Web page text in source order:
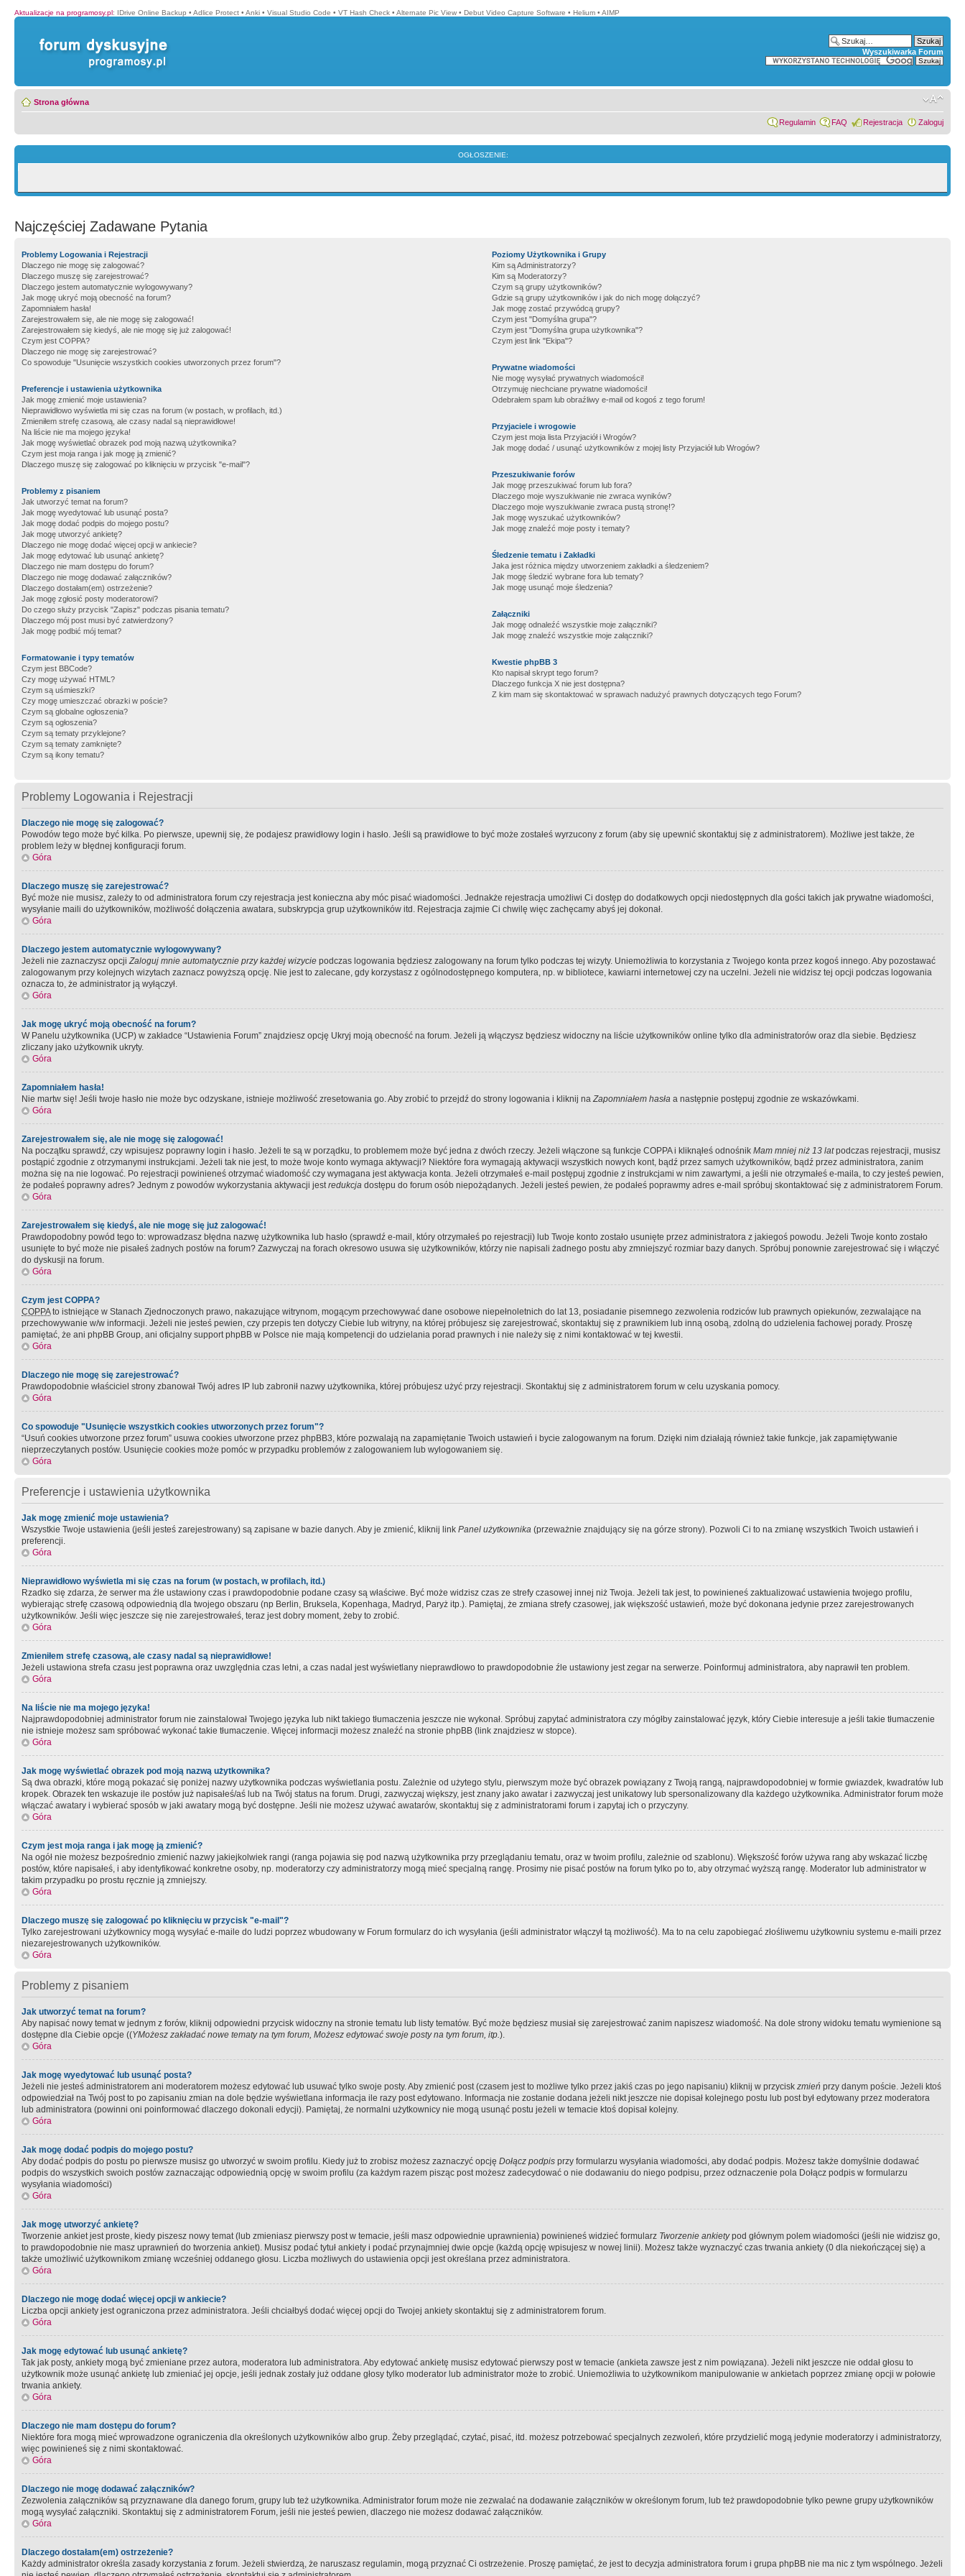
Aktualizacje na programosy.pl: IDrive Online Backup • Adlice Protect • Anki • Visual Studio Code • VT Hash Check • Alternate Pic View • Debut Video Capture Software • Helium • AIMP
Wyszukiwarka Forum
Strona główna
Regulamin FAQ Rejestracja Zaloguj
OGŁOSZENIE:
Najczęściej Zadawane Pytania
Problemy Logowania i Rejestracji
Dlaczego nie mogę się zalogować?
Dlaczego muszę się zarejestrować?
Dlaczego jestem automatycznie wylogowywany?
Jak mogę ukryć moją obecność na forum?
Zapomniałem hasła!
Zarejestrowałem się, ale nie mogę się zalogować!
Zarejestrowałem się kiedyś, ale nie mogę się już zalogować!
Czym jest COPPA?
Dlaczego nie mogę się zarejestrować?
Co spowoduje "Usunięcie wszystkich cookies utworzonych przez forum"?
Preferencje i ustawienia użytkownika
Jak mogę zmienić moje ustawienia?
Nieprawidłowo wyświetla mi się czas na forum (w postach, w profilach, itd.)
Zmieniłem strefę czasową, ale czasy nadal są nieprawidłowe!
Na liście nie ma mojego języka!
Jak mogę wyświetlać obrazek pod moją nazwą użytkownika?
Czym jest moja ranga i jak mogę ją zmienić?
Dlaczego muszę się zalogować po kliknięciu w przycisk "e-mail"?
Problemy z pisaniem
Jak utworzyć temat na forum?
Jak mogę wyedytować lub usunąć posta?
Jak mogę dodać podpis do mojego postu?
Jak mogę utworzyć ankietę?
Dlaczego nie mogę dodać więcej opcji w ankiecie?
Jak mogę edytować lub usunąć ankietę?
Dlaczego nie mam dostępu do forum?
Dlaczego nie mogę dodawać załączników?
Dlaczego dostałam(em) ostrzeżenie?
Jak mogę zgłosić posty moderatorowi?
Do czego służy przycisk "Zapisz" podczas pisania tematu?
Dlaczego mój post musi być zatwierdzony?
Jak mogę podbić mój temat?
Formatowanie i typy tematów
Czym jest BBCode?
Czy mogę używać HTML?
Czym są uśmieszki?
Czy mogę umieszczać obrazki w poście?
Czym są globalne ogłoszenia?
Czym są ogłoszenia?
Czym są tematy przyklejone?
Czym są tematy zamknięte?
Czym są ikony tematu?
Poziomy Użytkownika i Grupy
Kim są Administratorzy?
Kim są Moderatorzy?
Czym są grupy użytkowników?
Gdzie są grupy użytkowników i jak do nich mogę dołączyć?
Jak mogę zostać przywódcą grupy?
Czym jest "Domyślna grupa"?
Czym jest "Domyślna grupa użytkownika"?
Czym jest link "Ekipa"?
Prywatne wiadomości
Nie mogę wysyłać prywatnych wiadomości!
Otrzymuję niechciane prywatne wiadomości!
Odebrałem spam lub obraźliwy e-mail od kogoś z tego forum!
Przyjaciele i wrogowie
Czym jest moja lista Przyjaciół i Wrogów?
Jak mogę dodać / usunąć użytkowników z mojej listy Przyjaciół lub Wrogów?
Przeszukiwanie forów
Jak mogę przeszukiwać forum lub fora?
Dlaczego moje wyszukiwanie nie zwraca wyników?
Dlaczego moje wyszukiwanie zwraca pustą stronę!?
Jak mogę wyszukać użytkowników?
Jak mogę znaleźć moje posty i tematy?
Śledzenie tematu i Zakładki
Jaka jest różnica między utworzeniem zakładki a śledzeniem?
Jak mogę śledzić wybrane fora lub tematy?
Jak mogę usunąć moje śledzenia?
Załączniki
Jak mogę odnaleźć wszystkie moje załączniki?
Jak mogę znaleźć wszystkie moje załączniki?
Kwestie phpBB 3
Kto napisał skrypt tego forum?
Dlaczego funkcja X nie jest dostępna?
Z kim mam się skontaktować w sprawach nadużyć prawnych dotyczących tego Forum?
Problemy Logowania i Rejestracji
Dlaczego nie mogę się zalogować?
Powodów tego może być kilka. Po pierwsze, upewnij się, że podajesz prawidłowy login i hasło. Jeśli są prawidłowe to być może zostałeś wyrzucony z forum (aby się upewnić skontaktuj się z administratorem). Możliwe jest także, że
problem leży w błędnej konfiguracji forum.
Góra
Dlaczego muszę się zarejestrować?
Być może nie musisz, zależy to od administratora forum czy rejestracja jest konieczna aby móc pisać wiadomości. Jednakże rejestracja umożliwi Ci dostęp do dodatkowych opcji niedostępnych dla gości takich jak prywatne wiadomości,
wysyłanie maili do użytkowników, możliwość dołączenia awatara, subskrypcja grup użytkowników itd. Rejestracja zajmie Ci chwilę więc zachęcamy abyś jej dokonał.
Góra
Dlaczego jestem automatycznie wylogowywany?
Jeżeli nie zaznaczysz opcjiZaloguj mnie automatycznie przy każdej wizycie podczas logowania będziesz zalogowany na forum tylko podczas tej wizyty. Uniemożliwia to korzystania z Twojego konta przez kogoś innego. Aby pozostawać
zalogowanym przy kolejnych wizytach zaznacz powyższą opcję. Nie jest to zalecane, gdy korzystasz z ogólnodostępnego komputera, np. w bibliotece, kawiarni internetowej czy na uczelni. Jeżeli nie widzisz tej opcji podczas logowania
oznacza to, że administrator ją wyłączył.
Góra
Jak mogę ukryć moją obecność na forum?
W Panelu użytkownika (UCP) w zakładce “Ustawienia Forum” znajdziesz opcję Ukryj moją obecność na forum. Jeżeli ją włączysz będziesz widoczny na liście użytkowników online tylko dla administratorów oraz dla siebie. Będziesz
zliczany jako użytkownik ukryty.
Góra
Zapomniałem hasła!
Nie martw się! Jeśli twoje hasło nie może byc odzyskane, istnieje możliwość zresetowania go. Aby zrobić to przejdź do strony logowania i kliknij naZapomniałem hasła a następnie postępuj zgodnie ze wskazówkami.
Góra
Zarejestrowałem się, ale nie mogę się zalogować!
Na początku sprawdź, czy wpisujesz poprawny login i hasło. Jeżeli te są w porządku, to problemem może być jedna z dwóch rzeczy. Jeżeli włączone są funkcje COPPA i kliknąłeś odnośnik Mam mniej niż 13 latpodczas rejestracji, musisz
postąpić zgodnie z otrzymanymi instrukcjami. Jeżeli tak nie jest, to może twoje konto wymaga aktywacji? Niektóre fora wymagają aktywacji wszystkich nowych kont, bądź przez samych użytkowników, bądź przez administratora, zanim
można się na nie logować. Po rejestracji powinieneś otrzymać wiadomość czy wymagana jest aktywacja konta. Jeżeli otrzymałeś e-mail postępuj zgodnie z instrukcjami w nim zawartymi, a jeśli nie otrzymałeś e-maila, to czy jesteś pewien,
że podałeś poprawny adres? Jednym z powodów wykorzystania aktywacji jestredukcja dostępu do forum osób niepożądanych. Jeżeli jesteś pewien, że podałeś poprawmy adres e-mail spróbuj skontaktować się z administratorem Forum.
Góra
Zarejestrowałem się kiedyś, ale nie mogę się już zalogować!
Prawdopodobny powód tego to: wprowadzasz błędna nazwę użytkownika lub hasło (sprawdź e-mail, który otrzymałeś po rejestracji) lub Twoje konto zostało usunięte przez administratora z jakiegoś powodu. Jeżeli Twoje konto zostało
usunięte to być może nie pisałeś żadnych postów na forum? Zazwyczaj na forach okresowo usuwa się użytkowników, którzy nie napisali żadnego postu aby zmniejszyć rozmiar bazy danych. Spróbuj ponownie zarejestrować się i włączyć
do dyskusji na forum.
Góra
Czym jest COPPA?
COPPAto istniejące w Stanach Zjednoczonych prawo, nakazujące witrynom, mogącym przechowywać dane osobowe niepełnoletnich do lat 13, posiadanie pisemnego zezwolenia rodziców lub prawnych opiekunów, zezwalające na
przechowywanie w/w informacji. Jeżeli nie jesteś pewien, czy przepis ten dotyczy Ciebie lub witryny, na której próbujesz się zarejestrować, skontaktuj się z prawnikiem lub inną osobą, zdolną do udzielenia fachowej porady. Proszę
pamiętać, że ani phpBB Group, ani oficjalny support phpBB w Polsce nie mają kompetencji do udzielania porad prawnych i nie należy się z nimi kontaktować w tej kwestii.
Góra
Dlaczego nie mogę się zarejestrować?
Prawdopodobnie właściciel strony zbanował Twój adres IP lub zabronił nazwy użytkownika, której próbujesz użyć przy rejestracji. Skontaktuj się z administratorem forum w celu uzyskania pomocy.
Góra
Co spowoduje "Usunięcie wszystkich cookies utworzonych przez forum"?
“Usuń cookies utworzone przez forum” usuwa cookies utworzone przez phpBB3, które pozwalają na zapamiętanie Twoich ustawień i bycie zalogowanym na forum. Dzięki nim działają również takie funkcje, jak zapamiętywanie
nieprzeczytanych postów. Usunięcie cookies może pomóc w przypadku problemów z zalogowaniem lub wylogowaniem się.
Góra
Preferencje i ustawienia użytkownika
Jak mogę zmienić moje ustawienia?
Wszystkie Twoje ustawienia (jeśli jesteś zarejestrowany) są zapisane w bazie danych. Aby je zmienić, kliknij link Panel użytkownika (przeważnie znajdujący się na górze strony). Pozwoli Ci to na zmianę wszystkich Twoich ustawień i
preferencji.
Góra
Nieprawidłowo wyświetla mi się czas na forum (w postach, w profilach, itd.)
Rzadko się zdarza, że serwer ma źle ustawiony czas i prawdopodobnie podane czasy są właściwe. Być może widzisz czas ze strefy czasowej innej niż Twoja. Jeżeli tak jest, to powinieneś zaktualizować ustawienia twojego profilu,
wybierając strefę czasową odpowiednią dla twojego obszaru (np Berlin, Bruksela, Kopenhaga, Madryd, Paryż itp.). Pamiętaj, że zmiana strefy czasowej, jak większość ustawień, może być dokonana jedynie przez zarejestrowanych
użytkowników. Jeśli więc jeszcze się nie zarejestrowałeś, teraz jest dobry moment, żeby to zrobić.
Góra
Zmieniłem strefę czasową, ale czasy nadal są nieprawidłowe!
Jeżeli ustawiona strefa czasu jest poprawna oraz uwzględnia czas letni, a czas nadal jest wyświetlany nieprawdłowo to prawdopodobnie źle ustawiony jest zegar na serwerze. Poinformuj administratora, aby naprawił ten problem.
Góra
Na liście nie ma mojego języka!
Najprawdopodobniej administrator forum nie zainstalował Twojego języka lub nikt takiego tłumaczenia jeszcze nie wykonał. Spróbuj zapytać administratora czy mógłby zainstalować język, który Ciebie interesuje a jeśli takie tłumaczenie
nie istnieje możesz sam spróbować wykonać takie tłumaczenie. Więcej informacji możesz znaleźć na stronie phpBB (link znajdziesz w stopce).
Góra
Jak mogę wyświetlać obrazek pod moją nazwą użytkownika?
Są dwa obrazki, które mogą pokazać się poniżej nazwy użytkownika podczas wyświetlania postu. Zależnie od użytego stylu, pierwszym może być obrazek powiązany z Twoją rangą, najprawdopodobniej w formie gwiazdek, kwadratów lub
kropek. Obrazek ten wskazuje ile postów już napisałeś/aś lub na Twój status na forum. Drugi, zazwyczaj większy, jest znany jako awatar i zazwyczaj jest unikatowy lub spersonalizowany dla każdego użytkownika. Administrator forum może
włączać awatary i wybierać sposób w jaki awatary mogą być dostępne. Jeśli nie możesz używać awatarów, skontaktuj się z administratorami forum i zapytaj ich o przyczyny.
Góra
Czym jest moja ranga i jak mogę ją zmienić?
Na ogół nie możesz bezpośrednio zmienić nazwy jakiejkolwiek rangi (ranga pojawia się pod nazwą użytkownika przy przeglądaniu tematu, oraz w twoim profilu, zależnie od szablonu). Większość forów używa rang aby wskazać liczbę
postów, które napisałeś, i aby identyfikować konkretne osoby, np. moderatorzy czy administratorzy mogą mieć specjalną rangę. Prosimy nie pisać postów na forum tylko po to, aby otrzymać wyższą rangę. Moderator lub administrator w
takim przypadku po prostu ręcznie ją zmniejszy.
Góra
Dlaczego muszę się zalogować po kliknięciu w przycisk "e-mail"?
Tylko zarejestrowani użytkownicy mogą wysyłać e-maile do ludzi poprzez wbudowany w Forum formularz do ich wysyłania (jeśli administrator włączył tą możliwość). Ma to na celu zapobiegać złośliwemu użytkowniu systemu e-maili przez
niezarejestrowanych użytkowników.
Góra
Problemy z pisaniem
Jak utworzyć temat na forum?
Aby napisać nowy temat w jednym z forów, kliknij odpowiedni przycisk widoczny na stronie tematu lub listy tematów. Być może będziesz musiał się zarejestrować zanim napiszesz wiadomość. Na dole strony widoku tematu wymienione są
dostępne dla Ciebie opcje ((YMożesz zakładać nowe tematy na tym forum, Możesz edytować swoje posty na tym forum, itp.).
Góra
Jak mogę wyedytować lub usunąć posta?
Jeżeli nie jesteś administratorem ani moderatorem możesz edytować lub usuwać tylko swoje posty. Aby zmienić post (czasem jest to możliwe tylko przez jakiś czas po jego napisaniu) kliknij w przycisk zmień przy danym poście. Jeżeli ktoś
odpowiedział na Twój post to po zapisaniu zmian na dole będzie wyświetlana informacja ile razy post edytowano. Informacja nie zostanie dodana jeżeli nikt jeszcze nie dopisał kolejnego postu lub post był edytowany przez moderatora
lub administratora (powinni oni poinformować dlaczego dokonali edycji). Pamiętaj, że normalni użytkownicy nie mogą usunąć postu jeżeli w temacie ktoś dopisał kolejny.
Góra
Jak mogę dodać podpis do mojego postu?
Aby dodać podpis do postu po pierwsze musisz go utworzyć w swoim profilu. Kiedy już to zrobisz możesz zaznaczyć opcję Dołącz podpis przy formularzu wysyłania wiadomości, aby dodać podpis. Możesz także domyślnie dodawać
podpis do wszystkich swoich postów zaznaczając odpowiednią opcję w swoim profilu (za każdym razem pisząc post możesz zadecydować o nie dodawaniu do niego podpisu, przez odznaczenie pola Dołącz podpis w formularzu
wysyłania wiadomości)
Góra
Jak mogę utworzyć ankietę?
Tworzenie ankiet jest proste, kiedy piszesz nowy temat (lub zmieniasz pierwszy post w temacie, jeśli masz odpowiednie uprawnienia) powinieneś widzieć formularz Tworzenie ankietypod głównym polem wiadomości (jeśli nie widzisz go,
to prawdopodobnie nie masz uprawnień do tworzenia ankiet). Musisz podać tytuł ankiety i podać przynajmniej dwie opcje (każdą opcję wpisujesz w nowej linii). Możesz także wyznaczyć czas trwania ankiety (0 dla niekończącej się) a
także umożliwić użytkownikom zmianę wcześniej oddanego głosu. Liczba możliwych do ustawienia opcji jest określana przez administratora.
Góra
Dlaczego nie mogę dodać więcej opcji w ankiecie?
Liczba opcji ankiety jest ograniczona przez administratora. Jeśli chciałbyś dodać więcej opcji do Twojej ankiety skontaktuj się z administratorem forum.
Góra
Jak mogę edytować lub usunąć ankietę?
Tak jak posty, ankiety mogą być zmieniane przez autora, moderatora lub administratora. Aby edytować ankietę musisz edytować pierwszy post w temacie (ankieta zawsze jest z nim powiązana). Jeżeli nikt jeszcze nie oddał głosu to
użytkownik może usunąć ankietę lub zmieniać jej opcje, jeśli jednak zostały już oddane głosy tylko moderator lub administrator może to zrobić. Uniemożliwia to użytkownikom manipulowanie w ankietach poprzez zmianę opcji w połowie
trwania ankiety.
Góra
Dlaczego nie mam dostępu do forum?
Niektóre fora mogą mieć wprowadzone ograniczenia dla określonych użytkowników albo grup. Żeby przeglądać, czytać, pisać, itd. możesz potrzebować specjalnych zezwoleń, które przydzielić mogą jedynie moderatorzy i administratorzy,
więc powinieneś się z nimi skontaktować.
Góra
Dlaczego nie mogę dodawać załączników?
Zezwolenia załączników są przyznawane dla danego forum, grupy lub też użytkownika. Administrator forum może nie zezwalać na dodawanie załączników w określonym forum, lub też prawdopodobnie tylko pewne grupy użytkowników
mogą wysyłać załączniki. Skontaktuj się z administratorem Forum, jeśli nie jesteś pewien, dlaczego nie możesz dodawać załączników.
Góra
Dlaczego dostałam(em) ostrzeżenie?
Każdy administrator określa zasady korzystania z forum. Jeżeli stwierdzą, że naruszasz regulamin, mogą przyznać Ci ostrzeżenie. Proszę pamiętać, że jest to decyzja administratora forum i grupa phpBB nie ma nic z tym wspólnego. Jeżeli